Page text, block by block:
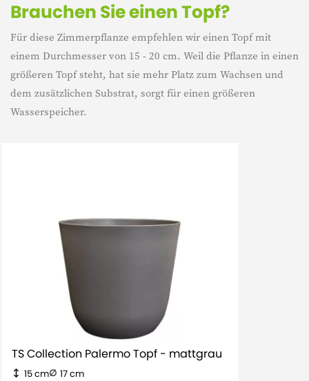
Brauchen Sie einen Topf?
Für diese Zimmerpflanze empfehlen wir einen Topf mit
einem Durchmesser von 15 - 20 cm. Weil die Pflanze in einen
größeren Topf steht, hat sie mehr Platz zum Wachsen und
dem zusätzlichen Substrat, sorgt für einen größeren
Wasserspeicher.
TS Collection Palermo Topf - mattgrau
15 cm 17 cm